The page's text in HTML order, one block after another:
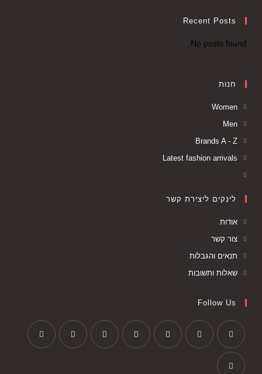
Recent Posts
No posts found.
חנות
Women
Men
Brands A - Z
Latest fashion arrivals
לינקים ליצירת קשר
אודות
צור קשר
תנאים והגבלות
שאלות ותשובות
Follow Us